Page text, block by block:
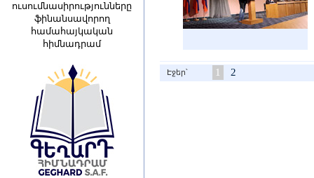
ուսումնասիրությունները
ֆինանսավորող
համահայկական
հիմնադրամ
Էջեր՝ 1 2